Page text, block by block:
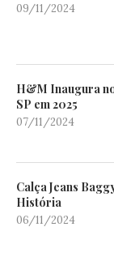
09/11/2024
H&M Inaugura
SP em 2025
07/11/2024
Calça Jeans
História
06/11/2024